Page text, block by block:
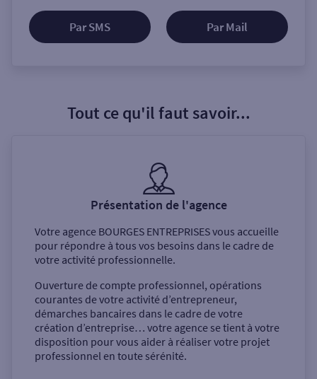
Par SMS Par Mail
Tout ce qu'il faut savoir...
Présentation de l'agence
Votre agence BOURGES ENTREPRISESvous accueille
pour répondre à tous vos besoins dans le cadre de
votre activité professionnelle.
Ouverture de compte professionnel, opérations
courantes de votre activité d’entrepreneur,
démarches bancaires dans le cadre de votre
création d’entreprise… votre agence se tient à votre
disposition pour vous aider à réaliser votre projet
professionnel en toute sérénité.